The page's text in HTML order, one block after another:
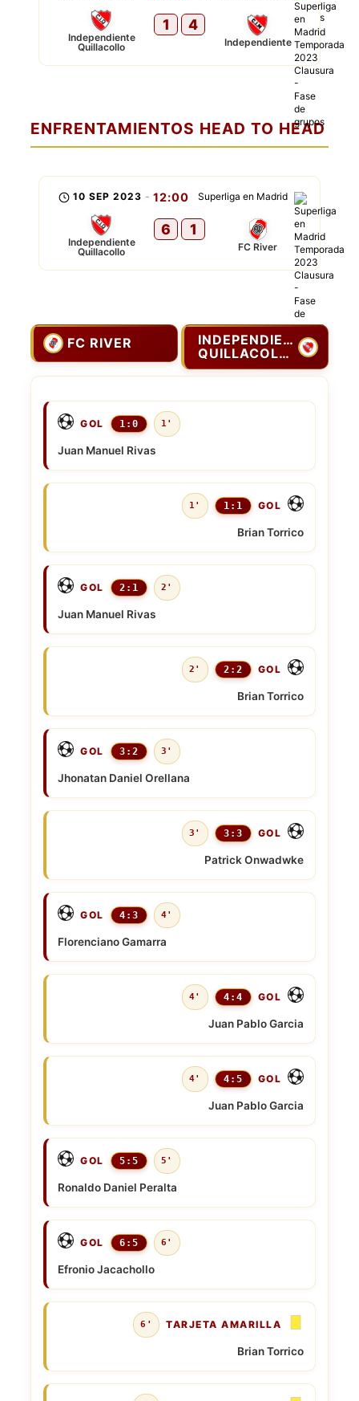
Independiente
Quillacollo
1 4
Independiente
ENFRENTAMIENTOS HEAD TO HEAD
Superliga en Madrid
10 SEP 2023 - 12:00
Independiente
Quillacollo
6 1
FC River
FC RIVER
INDEPENDIENTE
QUILLACOLLO
GOL 1:0 1'
Juan Manuel Rivas
1' 1:1 GOL
Brian Torrico
GOL 2:1 2'
Juan Manuel Rivas
2' 2:2 GOL
Brian Torrico
GOL 3:2 3'
Jhonatan Daniel Orellana
3' 3:3 GOL
Patrick Onwadwke
GOL 4:3 4'
Florenciano Gamarra
4' 4:4 GOL
Juan Pablo Garcia
4' 4:5 GOL
Juan Pablo Garcia
GOL 5:5 5'
Ronaldo Daniel Peralta
GOL 6:5 6'
Efronio Jacachollo
6' TARJETA AMARILLA
Brian Torrico